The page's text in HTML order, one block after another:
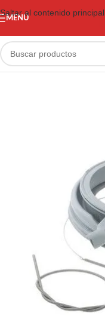
Saltar al contenido principal
MENÚ